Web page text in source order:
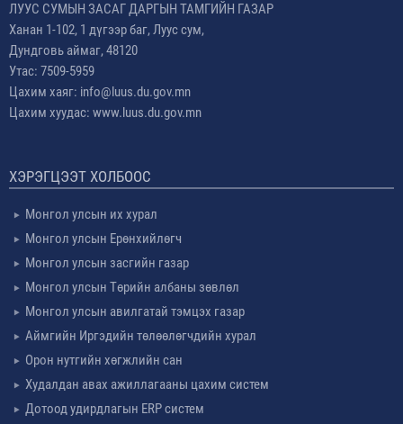
ЛУУС СУМЫН ЗАСАГ ДАРГЫН ТАМГИЙН ГАЗАР
Ханан 1-102, 1 дүгээр баг, Луус сум,
Дундговь аймаг, 48120
Утас: 7509-5959
Цахим хаяг: info@luus.du.gov.mn
Цахим хуудас: www.luus.du.gov.mn
ХЭРЭГЦЭЭТ ХОЛБООС
Монгол улсын их хурал
Монгол улсын Ерөнхийлөгч
Монгол улсын засгийн газар
Монгол улсын Төрийн албаны зөвлөл
Монгол улсын авилгатай тэмцэх газар
Аймгийн Иргэдийн төлөөлөгчдийн хурал
Орон нутгийн хөгжлийн сан
Худалдан авах ажиллагааны цахим систем
Дотоод удирдлагын ERP систем